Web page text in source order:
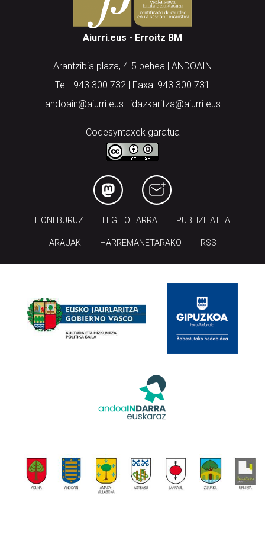
Aiurri.eus - Erroitz BM
Arantzibia plaza, 4-5 behea | ANDOAIN
Tel.: 943 300 732 | Faxa: 943 300 731
andoain@aiurri.eus | idazkaritza@aiurri.eus
Codesyntaxek garatua
HONI BURUZ LEGE OHARRA PUBLIZITATEA
ARAUAK HARREMANETARAKO RSS